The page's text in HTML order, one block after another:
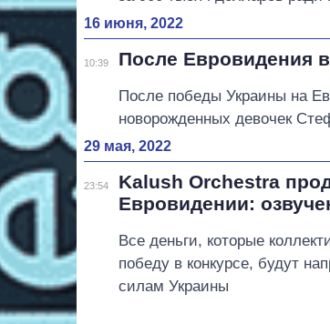
16 июня, 2022
10:39 После Евровидения
После победы Украины на
новорожденных девочек
29 мая, 2022
23:54
Kalush Orchestra
Евровидении:
Все деньги, которые
победу в конкурсе, будут
силам Украины